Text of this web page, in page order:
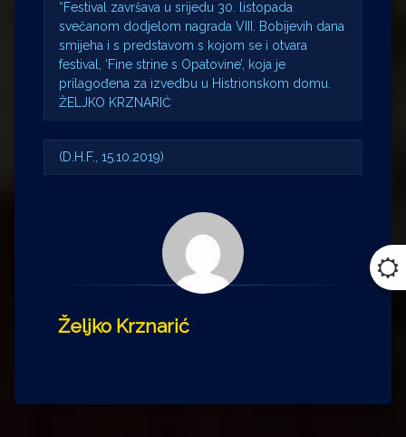
“Festival završava u srijedu 30. listopada
svečanom dodjelom nagrada VIII. Bobijevih dana
smijeha i s predstavom s kojom se i otvara
festival, ‘Fine strine s Opatovine’, koja je
prilagođena za izvedbu u Histrionskom domu.
ŽELJKO KRZNARIĆ
(D.H.F., 15.10.2019)
Željko Krznarić